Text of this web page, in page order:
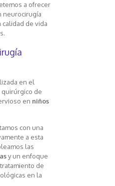
a ofrecer
neurocirugía
calidad de vida
en el
quirúrgico de
en niños
con una
a esta
las
y un enfoque
de
en la